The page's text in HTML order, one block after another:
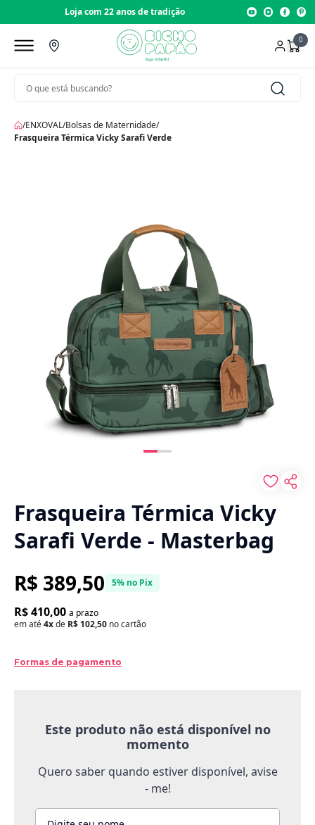
Loja com 22 anos de tradição
0
/ENXOVAL/Bolsas de Maternidade/
Frasqueira Térmica Vicky Sarafi Verde
Frasqueira Térmica Vicky
Sarafi Verde - Masterbag
R$ 389,50 5% no Pix
R$ 410,00 a prazo
em até4xde R$ 102,50 no cartão
Formas de pagamento
Este produto não está disponível no
momento
Quero saber quando estiver disponível, avise
- me!